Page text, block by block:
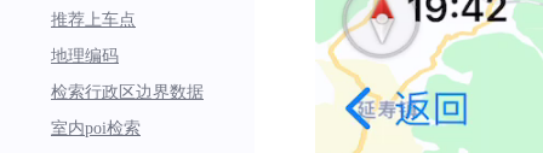
推荐上车点
地理编码
检索行政区边界数据
室内poi检索
     * @param to
     */
public void